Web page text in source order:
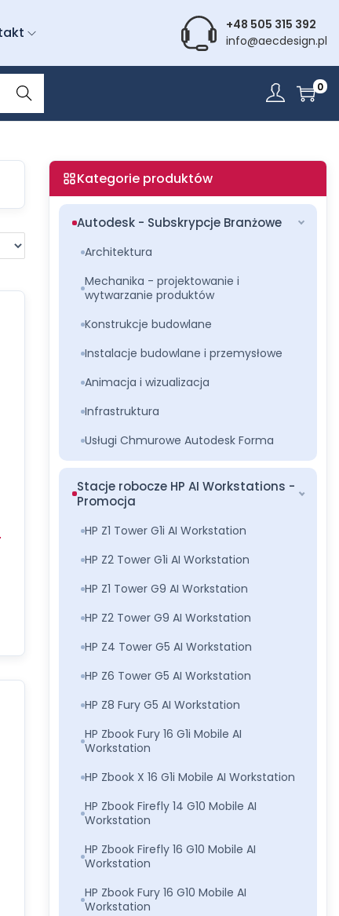
+48 505 315 392
info@aecdesign.pl
Wyszu
kiwani
e
0
Kategorie produktów
Autodesk - Subskrypcje Branżowe
Architektura
Mechanika - projektowanie i
wytwarzanie produktów
Konstrukcje budowlane
Instalacje budowlane i przemysłowe
Animacja i wizualizacja
Infrastruktura
Usługi Chmurowe Autodesk Forma
Stacje robocze HP AI Workstations -
Promocja
HP Z1 Tower G1i AI Workstation
HP Z2 Tower G1i AI Workstation
HP Z1 Tower G9 AI Workstation
HP Z2 Tower G9 AI Workstation
HP Z4 Tower G5 AI Workstation
HP Z6 Tower G5 AI Workstation
HP Z8 Fury G5 AI Workstation
HP Zbook Fury 16 G1i Mobile AI
Workstation
HP Zbook X 16 G1i Mobile AI Workstation
HP Zbook Firefly 14 G10 Mobile AI
Workstation
HP Zbook Firefly 16 G10 Mobile AI
Workstation
HP Zbook Fury 16 G10 Mobile AI
Workstation